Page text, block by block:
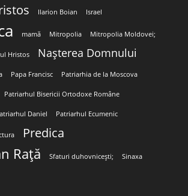
Ilarion Boian Israel
mamă Mitropolia Mitropolia Moldovei;
Hristos Nașterea Domnului
Papa Francisc Patriarhia de la Moscova
Patriarhul Bisericii Ortodoxe Române
Daniel Patriarhul Ecumenic
Predica
Rață Sfaturi duhovnicești; Sinaxa